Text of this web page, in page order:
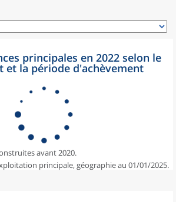
principales en 2022 selon le
et la période d'achèvement
avant 2020.
principale, géographie au 01/01/2025.